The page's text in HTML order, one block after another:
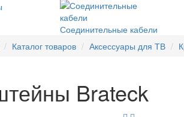
Соединительные кабели
Каталог товаров Аксессуары для ТВ
Brateck